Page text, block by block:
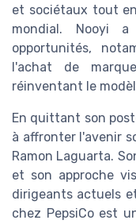
et sociétaux tout
mondial. Nooyi
opportunités,
l'achat de
réinventant le
En quittant son
à affronter l'avenir
Ramon Laguarta.
et son approche
dirigeants actuels
chez PepsiCo est